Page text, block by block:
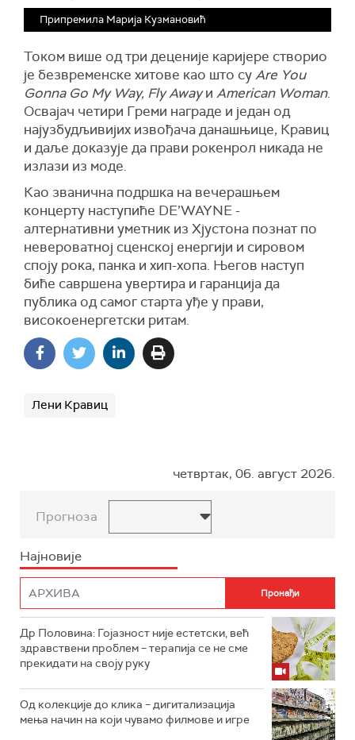
Припремила Марија Кузмановић
Током више од три деценије каријере створио
је безвременске хитове као што суAre You
Gonna Go My Way, Fly Awayи American Woman.
Освајач четири Греми награде и један од
најузбудљивијих извођача данашњице, Кравиц
и даље доказује да прави рокенрол никада не
излази из моде.
Као званична подршка на вечерашњем
концерту наступиће DE’WAYNE -
алтернативни уметник из Хјустона познат по
невероватној сценској енергији и сировом
споју рока, панка и хип-хопа. Његов наступ
биће савршена увертира и гаранција да
публика од самог старта уђе у прави,
високоенергетски ритам.
Лени Кравиц
четвртак, 06. август 2026.
Прогноза
Најновије
Др Половина: Гојазност није естетски, већ
здравствени проблем – терапија се не сме
прекидати на своју руку
Од колекције до клика – дигитализација
мења начин на који чувамо филмове и игре